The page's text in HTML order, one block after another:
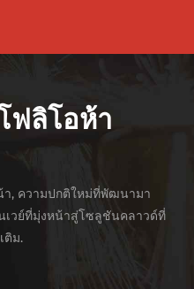
ฟลิโอห้า
า, ความปกติใหม่ที่พัฒนามา
เวย์ที่มุ่งหน้าสู่โซลูชันคลาวด์ที่
ติม.